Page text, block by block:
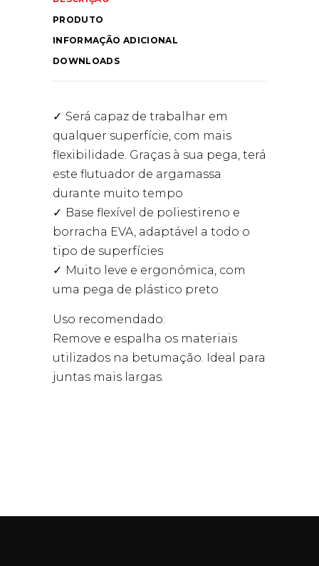
INFORMAÇÃO ADICIONAL
PRODUTO
DOWNLOADS
Será capaz de trabalhar em
qualquer superfície, com mais
flexibilidade. Graças à sua pega, terá
este flutuador de argamassa
durante muito tempo
Base flexível de poliestireno e
borracha EVA, adaptável a todo o
tipo de superfícies
Muito leve e ergonómica, com
uma pega de plástico preto
Uso recomendado:
Remove e espalha os materiais
utilizados na betumação. Ideal para
juntas mais largas.